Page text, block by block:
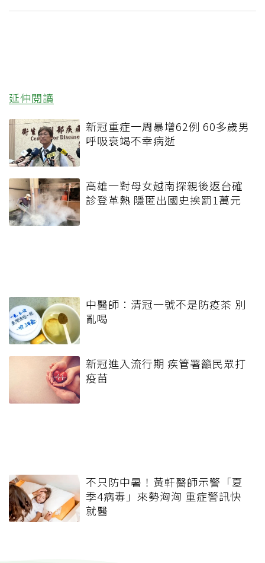
延伸閱讀
新冠重症一周暴增62例 60多歲男
呼吸衰竭不幸病逝
高雄一對母女越南探親後返台確
診登革熱 隱匿出國史挨罰1萬元
中醫師：清冠一號不是防疫茶 別
亂喝
新冠進入流行期 疾管署籲民眾打
疫苗
不只防中暑！黃軒醫師示警「夏
季4病毒」來勢洶洶 重症警訊快
就醫